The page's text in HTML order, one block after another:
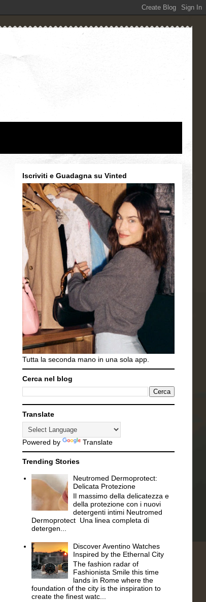
Iscriviti e Guadagna su Vinted
Tutta la seconda mano in una sola app.
Cerca nel blog
Translate
Powered by Translate
Trending Stories
Neutromed Dermoprotect:
Delicata Protezione
Il massimo della delicatezza e
della protezione con i nuovi
detergenti intimi Neutromed
Dermoprotect Una linea completa di
detergen...
Discover Aventino Watches
Inspired by the Ethernal City
The fashion radar of
Fashionista Smile this time
lands in Rome where the
foundation of the city is the inspiration to
create the finest watc...